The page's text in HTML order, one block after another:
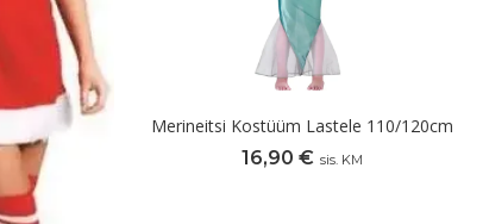
Merineitsi Kostüüm Lastele 110/120cm
16,90 € sis. KM